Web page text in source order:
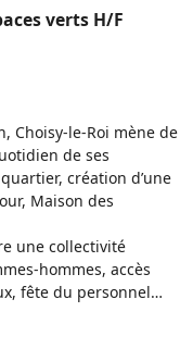
verts H/F
Choisy-le-Roi mène de
de ses
création d’une
Maison des
une collectivité
hommes, accès
fête du personnel…
ceux qui s’y